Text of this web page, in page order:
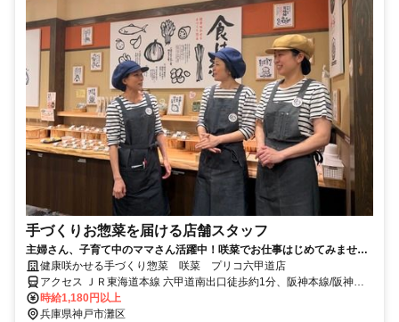
手づくりお惣菜を届ける店舗スタッフ
主婦さん、子育て中のママさん活躍中！咲菜でお仕事はじめてみません
か♪健康咲かせる手づくり惣菜 咲菜 プリコ六甲道店
アクセス ＪＲ東海道本線 六甲道南出口徒歩約1分、阪神本線/阪神な
んば線 新在家徒歩約8分、阪急神戸本線 六甲出口3徒歩約10分 ＪＲ
｢六甲道｣駅スグ
時給1,180円以上
兵庫県神戸市灘区